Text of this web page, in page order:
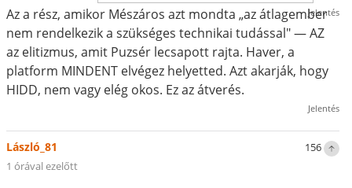
Jelentés
Az a rész, amikor Mészáros azt mondta „az átlagember
nem rendelkezik a szükséges technikai tudással" — AZ
az elitizmus, amit Puzsér lecsapott rajta. Haver, a
platform MINDENT elvégez helyetted. Azt akarják, hogy
HIDD, nem vagy elég okos. Ez az átverés.
Jelentés
156
László_81
1 órával ezelőtt